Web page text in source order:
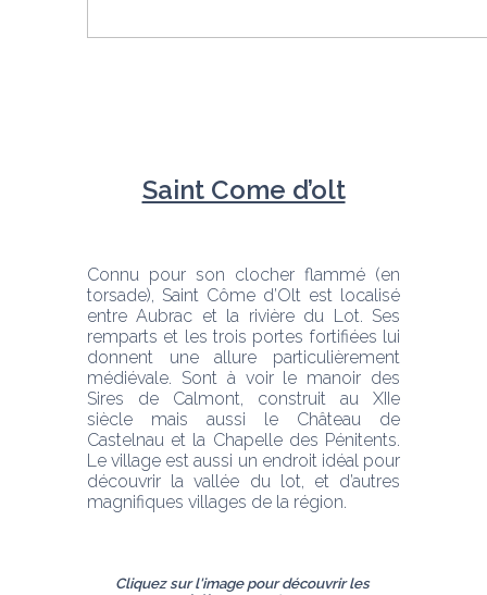
Saint Come d’olt
Connu pour son clocher flammé (en
torsade), Saint Côme d’Olt est localisé
entre Aubrac et la rivière du Lot. Ses
remparts et les trois portes fortifiées lui
donnent une allure particulièrement
médiévale. Sont à voir le manoir des
Sires de Calmont, construit au XIIe
siècle mais aussi le Château de
Castelnau et la Chapelle des Pénitents.
Le village est aussi un endroit idéal pour
découvrir la vallée du lot, et d’autres
magnifiques villages de la région.
Cliquez sur l'image pour découvrir les